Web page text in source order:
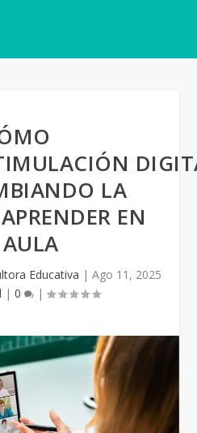
LA
EN
Educativa | Ago 11, 2025
| 0 |